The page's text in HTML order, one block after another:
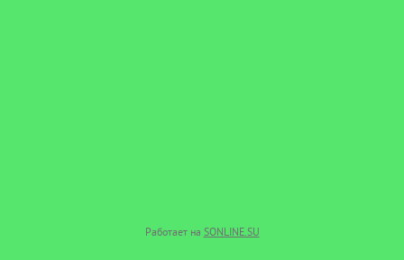
Работает на SONLINE.SU